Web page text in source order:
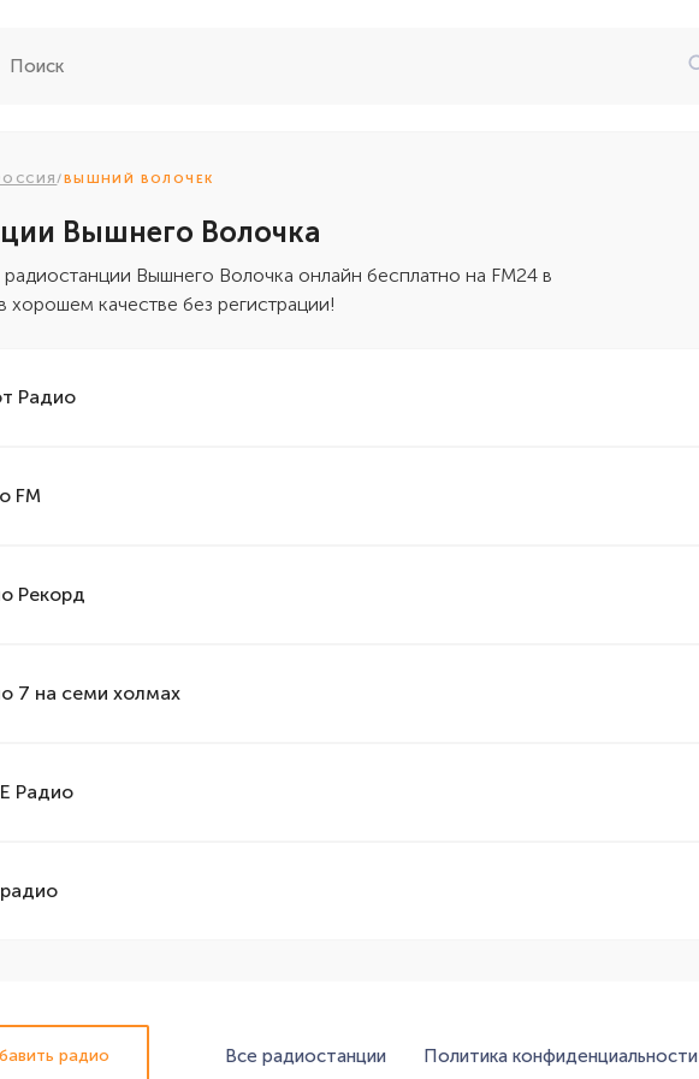
/ВЫШНИЙ ВОЛОЧЕК
Вышнего Волочка
Вышнего Волочка онлайн бесплатно на FM24 в
качестве без регистрации!
Радио
FM
Рекорд
7 на семи холмах
Радио
радио Все радиостанции Политика конфиденциальности